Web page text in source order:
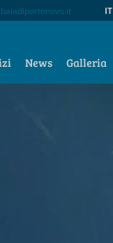
IT
News Galleria